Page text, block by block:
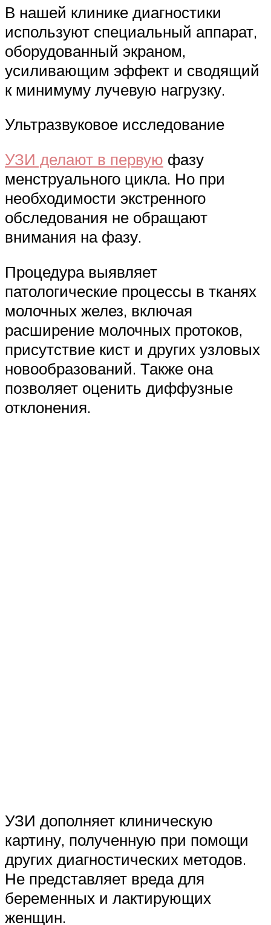
В нашей клинике диагностики
используют специальный аппарат,
оборудованный экраном,
усиливающим эффект и сводящий
к минимуму лучевую нагрузку.
Ультразвуковое исследование
УЗИ делают в первую фазу
менструального цикла. Но при
необходимости экстренного
обследования не обращают
внимания на фазу.
Процедура выявляет
патологические процессы в тканях
молочных желез, включая
расширение молочных протоков,
присутствие кист и других узловых
новообразований. Также она
позволяет оценить диффузные
отклонения.
УЗИ дополняет клиническую
картину, полученную при помощи
других диагностических методов.
Не представляет вреда для
беременных и лактирующих
женщин.